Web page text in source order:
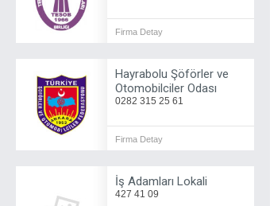
Firma Detay
Hayrabolu Şöförler ve
Otomobilciler Odası
0282 315 25 61
Firma Detay
İş Adamları Lokali
427 41 09